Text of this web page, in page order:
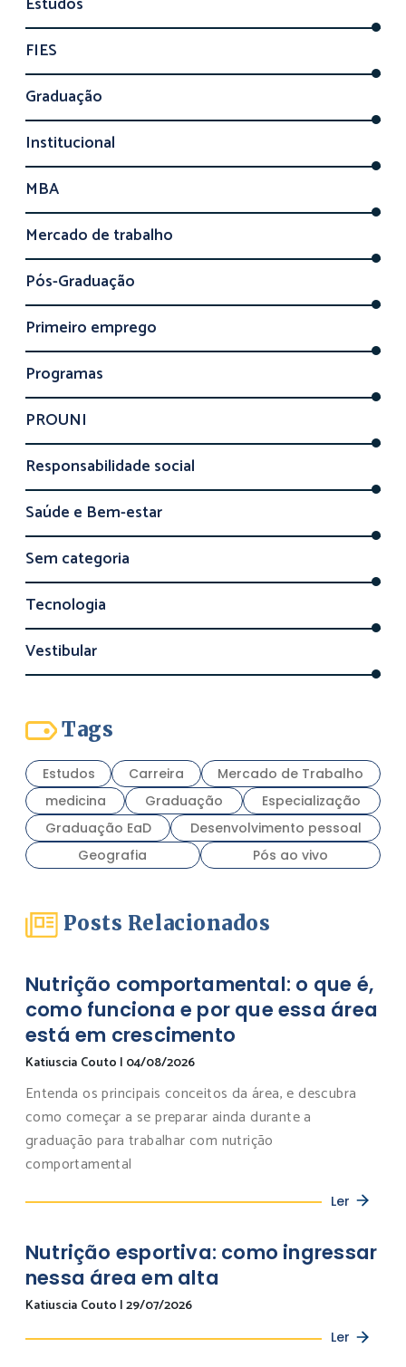
FIES
Graduação
Institucional
MBA
Mercado de trabalho
Pós-Graduação
Primeiro emprego
Programas
PROUNI
Responsabilidade social
Saúde e Bem-estar
Sem categoria
Tecnologia
Vestibular
Tags
Estudos Carreira
Mercado de Trabalho
medicina
Graduação
Especialização
Graduação EaD
Desenvolvimento pessoal
Geografia
Pós ao vivo
Posts Relacionados
Nutrição comportamental: o que é,
como funciona e por que essa área
está em crescimento
Katiuscia Couto | 04/08/2026
Entenda os principais conceitos da área, e descubra
como começar a se preparar ainda durante a
graduação para trabalhar com nutrição
comportamental
Ler
Nutrição esportiva: como ingressar
nessa área em alta
Katiuscia Couto |29/07/2026
Ler